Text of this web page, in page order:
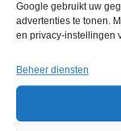
Google gebruikt uw
advertenties te tonen.
en privacy-instellingen
Beheer diensten